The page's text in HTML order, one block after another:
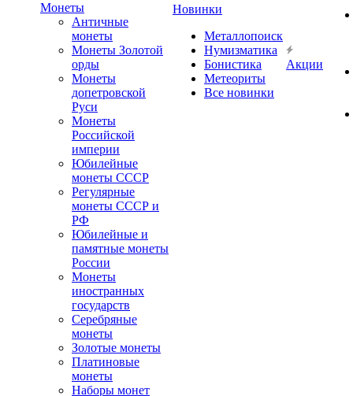
Монеты
Античные
монеты
Монеты Золотой
орды
Монеты
допетровской
Руси
Монеты
Российской
империи
Юбилейные
монеты СССР
Регулярные
монеты СССР и
РФ
Юбилейные и
памятные монеты
России
Монеты
иностранных
государств
Серебряные
монеты
Золотые монеты
Платиновые
монеты
Наборы монет
Новинки
Металлопоиск
Нумизматика
Бонистика
Метеориты
Все новинки
Акции